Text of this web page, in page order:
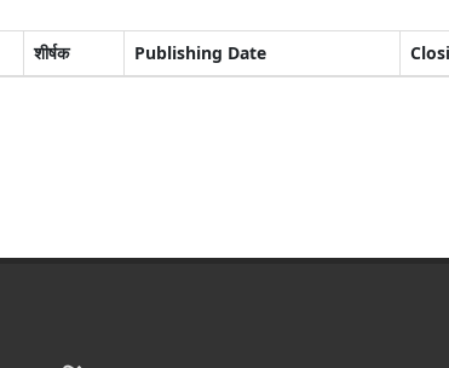
शीर्षक Publishing Date